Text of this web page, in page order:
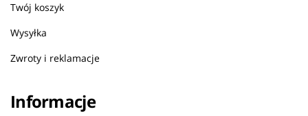
Twój koszyk
Wysyłka
Zwroty i reklamacje
Informacje